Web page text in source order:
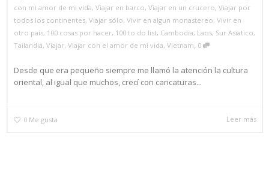
con mi amor de mi vida, Viajar en barco, Viajar en un crucero, Viajar por
todos los continentes, Viajar sólo, Vivir en algun monastereo, Vivir en
otro país, 100 cosas por hacer, 100 to do list, Cambodia, Laos, Sur Asiatico,
Tailandia, Viajar, Viajar con el amor de mi vida, Vietnam, 0
Desde que era pequeño siempre me llamó la atención la cultura
oriental, al igual que muchos, crecí con caricaturas...
0 Me gusta Leer más